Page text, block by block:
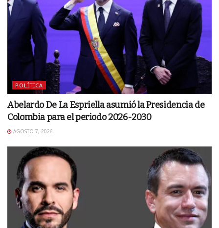
POLÍTICA
Abelardo De La Espriella asumió la Presidencia de
Colombia para el periodo 2026-2030
AGOSTO 7, 2026